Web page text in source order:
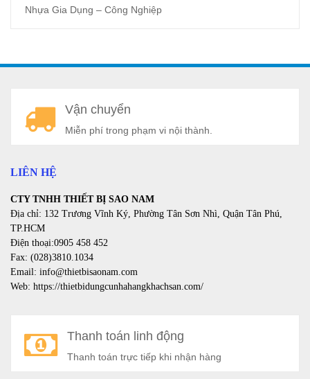
Nhựa Gia Dụng – Công Nghiệp
Vận chuyển
Miễn phí trong phạm vi nội thành.
LIÊN HỆ
CTY TNHH THIẾT BỊ SAO NAM
Địa chỉ: 132 Trương Vĩnh Ký, Phường Tân Sơn Nhì, Quận Tân Phú,
TP.HCM
Điện thoại:0905 458 452
Fax: (028)3810.1034
Email: info@thietbisaonam.com
Web: https://thietbidungcunhahangkhachsan.com/
Thanh toán linh động
Thanh toán trực tiếp khi nhận hàng